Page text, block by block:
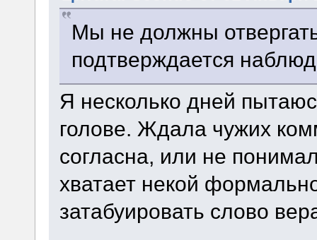
Мы не должны
подтверждается
Я несколько дней
голове. Ждала чужих
согласна, или не
хватает некой
затабуировать слово